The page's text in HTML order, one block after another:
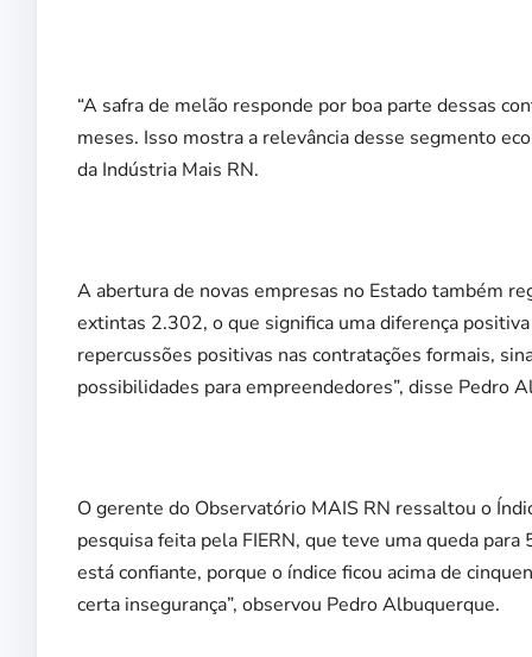
“A safra de melão responde por boa parte dessas
meses. Isso mostra a relevância desse segmento
da Indústria Mais RN.
A abertura de novas empresas no Estado também
extintas 2.302, o que significa uma diferença
repercussões positivas nas contratações formais,
possibilidades para empreendedores”, disse Pedro
O gerente do Observatório MAIS RN ressaltou o
pesquisa feita pela FIERN, que teve uma queda
está confiante, porque o índice ficou acima de
certa insegurança”, observou Pedro Albuquerque.